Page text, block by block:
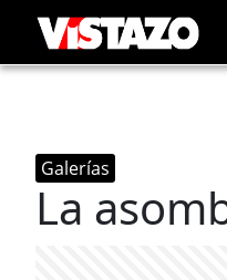
Galerías
La